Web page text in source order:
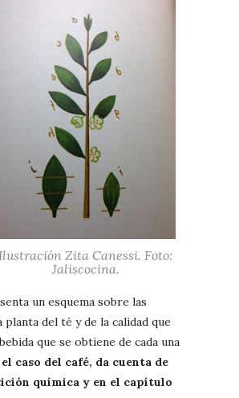
Ilustración Zita Canessi. Foto:
Jaliscocina.
un esquema sobre las
planta del té y de la calidad que
que se obtiene de cada una
el caso del café, da cuenta de
química y en el capítulo